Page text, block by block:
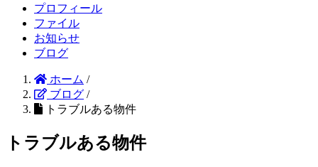
プロフィール
ファイル
お知らせ
ブログ
ホーム /
ブログ /
トラブルある物件
トラブルある物件